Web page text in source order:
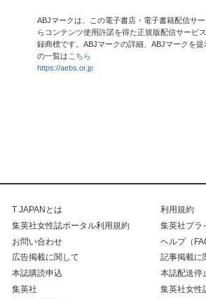
ABJマークは、この電子書店・電子書籍配信サ
らコンテンツ使用許諾を得た正規版配信サービ
録商標です。ABJマークの詳細、ABJマークを提
の一覧は こちら
https://aebs.or.jp
T JAPANとは
利用規約
集英社女性誌ポータル利用規約
集英社プラ
お問い合わせ
ヘルプ（
広告掲載に関して
記事掲載に
本誌購読申込
本誌配送停
集英社
集英社女性